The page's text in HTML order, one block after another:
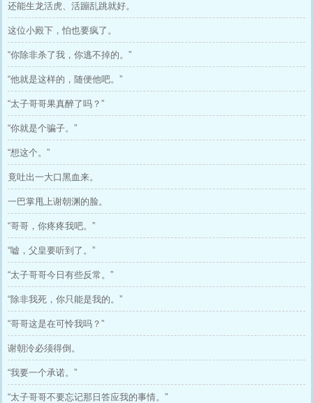
还能生龙活虎、活蹦乱跳就好。
这位小殿下，怕也要疯了。
“你除非杀了我，你逃不掉的。”
“他就是这样的，随便他吧。”
“太子哥哥果真醉了吗？”
“你就是个骗子。”
“想这个。”
竟吐出一大口黑血来。
一巴掌甩上谢朝渊的脸。
“哥哥，你疼疼我吧。”
“嘘，父皇要听到了。”
“太子哥哥今日有些反常。”
“除非我死，你只能是我的。”
“哥哥这是在可怜我吗？”
谢朝泠必须得倒。
“我要一个承诺。”
“太子哥哥不要忘记那日答应我的事情。”